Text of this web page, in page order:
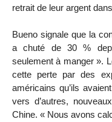
retrait de leur argent
Bueno signale que la
a chuté de 30 %
seulement à manger ».
cette perte par des
américains qu’ils
vers d’autres,
Chine. « Nous avons